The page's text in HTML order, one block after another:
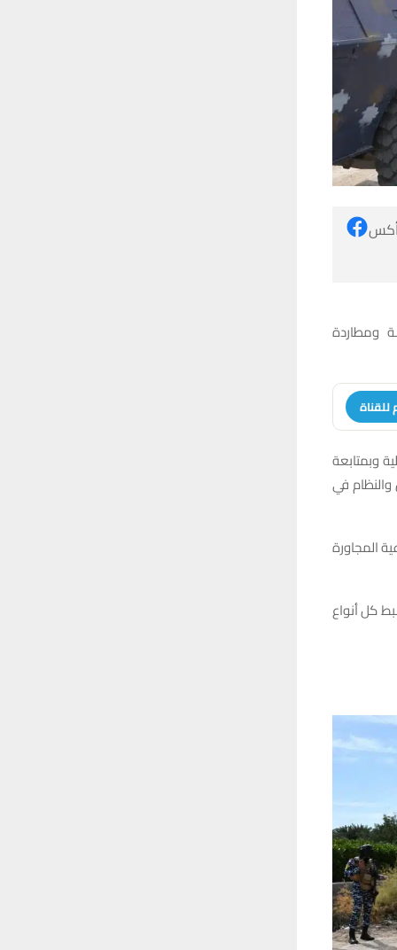
أكس
ومطاردة
للقناة
وبمتابعة
في
المجاورة
كل أنواع